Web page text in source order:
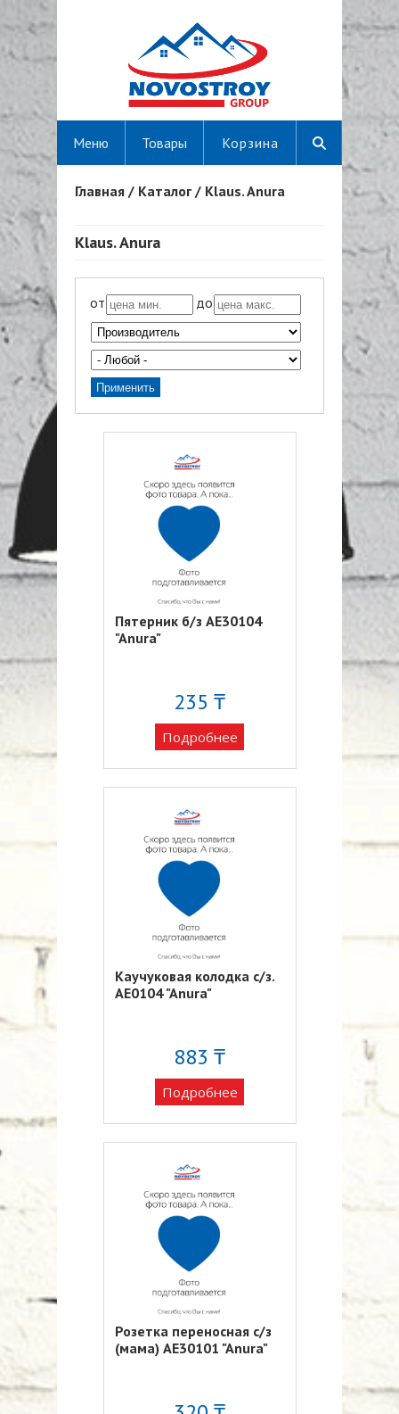
Корзина
Меню Товары
Вы здесь
Главная / Каталог / Klaus. Anura
Klaus. Anura
от до
Пятерник б/з AE30104
"Anura"
235 ₸
Подробнее
Каучуковая колодка с/з.
AE0104 "Anura"
883 ₸
Подробнее
Розетка переносная с/з
(мама) AE30101 "Anura"